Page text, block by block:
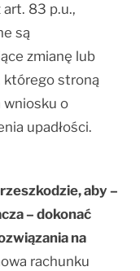
art. 83 p.u.,
są
zmianę lub
którego stroną
wniosku o
upadłości.
aby –
– dokonać
na
rachunku